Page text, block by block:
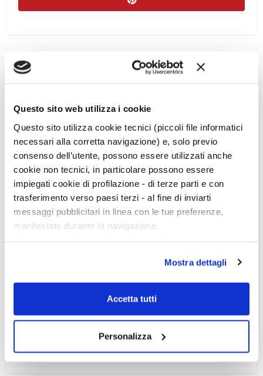
Questo sito web utilizza i cookie
Questo sito utilizza cookie tecnici (piccoli file informatici
necessari alla corretta navigazione) e, solo previo
consenso dell’utente, possono essere utilizzati anche
cookie non tecnici, in particolare possono essere
impiegati cookie di profilazione - di terze parti e con
trasferimento verso paesi terzi - al fine di inviarti
messaggi pubblicitari in linea con le tue preferenze,
manifestate durante la navigazione.
scelte privacy sui cookie, ti invitiamo a prendere visione
dell’informativa cookie.
Chiudendo il banner tramite la “X” prosegui la
dei soli cookie tecnici. Selezionando “Accetta tutti” presti
il tuo consenso alla profilazione che potrai revocare in
ogni momentoRevoca
Mostra dettagli
Accetta tutti
Personalizza